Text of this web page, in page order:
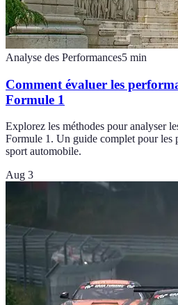
Analyse des Performances5 min
Comment évaluer les
Formule 1
Explorez les méthodes pour analyser
Formule 1. Un guide complet pour les
sport automobile.
Aug 3